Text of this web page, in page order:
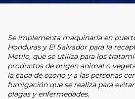
Se implementa maquinaria en
Honduras y El Salvador para la
Metilo, que se utiliza para los
productos de origen animal o
la capa de ozono y a las personas
fumigación que se realiza para
plagas y enfermedades.